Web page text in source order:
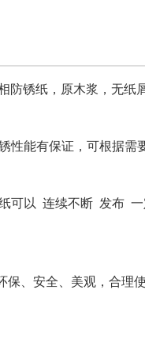
防锈纸，原木浆，无纸
性能有保证，可根据需
可以 连续不断 发布
保、安全、美观，合理